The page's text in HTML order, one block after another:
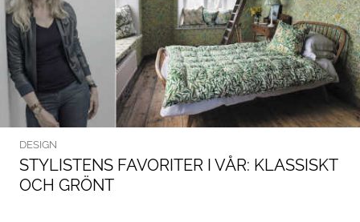
DESIGN
STYLISTENS FAVORITER I VÅR: KLASSISKT
OCH GRÖNT